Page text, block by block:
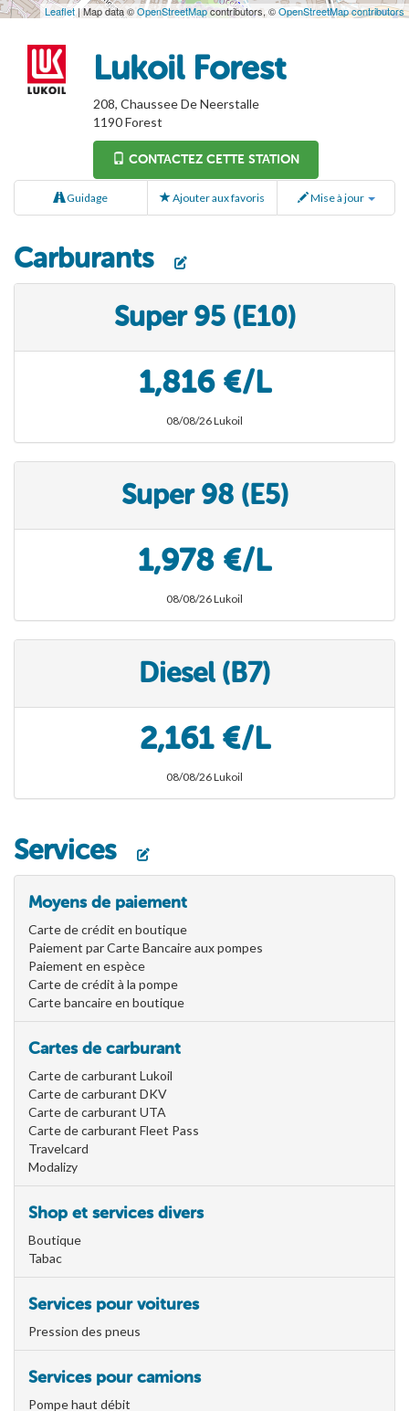
Leaflet| Map data ©OpenStreetMapcontributors, ©OpenStreetMap contributors
Lukoil Forest
208, Chaussee De Neerstalle
1190Forest
CONTACTEZ CETTE STATION
Guidage Ajouter aux favoris Mise à jour
Carburants
Super 95 (E10)
1,816 €/L
08/08/26 Lukoil
Super 98 (E5)
1,978 €/L
08/08/26 Lukoil
Diesel (B7)
2,161 €/L
08/08/26 Lukoil
Services
Moyens de paiement
Carte de crédit en boutique
Paiement par Carte Bancaire aux pompes
Paiement en espèce
Carte de crédit à la pompe
Carte bancaire en boutique
Cartes de carburant
Carte de carburant Lukoil
Carte de carburant DKV
Carte de carburant UTA
Carte de carburant Fleet Pass
Travelcard
Modalizy
Shop et services divers
Boutique
Tabac
Services pour voitures
Pression des pneus
Services pour camions
Pompe haut débit